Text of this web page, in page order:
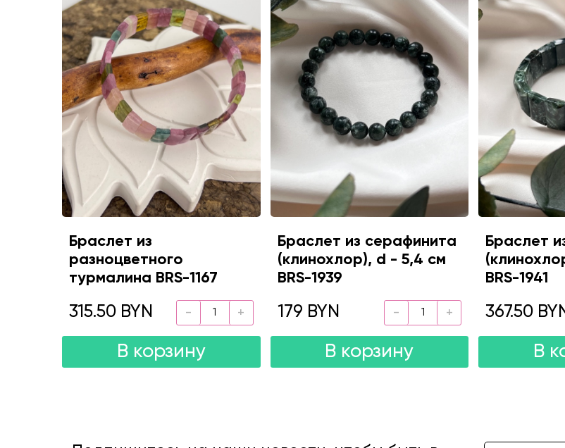
Браслет из
разноцветного
турмалина BRS-1167
315.50 BYN
В корзину
Браслет из серафинита
(клинохлор), d - 5,4 см
BRS-1939
179 BYN
В корзину
Браслет
BRS-1941
367.50
В